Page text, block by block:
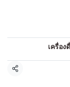
เครื่อง
แชร์